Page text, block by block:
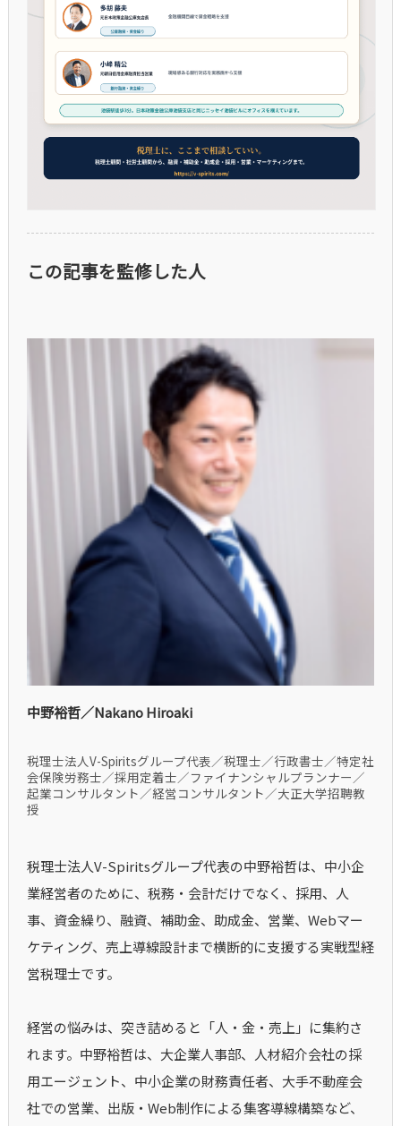
この記事を監修した人
中野裕哲／Nakano Hiroaki
税理士法人V-Spiritsグループ代表／税理士／行政書士／特定社
会保険労務士／採用定着士／ファイナンシャルプランナー／
起業コンサルタント／経営コンサルタント／大正大学招聘教
授
税理士法人V-Spiritsグループ代表の中野裕哲は、中小企
業経営者のために、税務・会計だけでなく、採用、人
事、資金繰り、融資、補助金、助成金、営業、Webマー
ケティング、売上導線設計まで横断的に支援する実戦型経
営税理士です。
経営の悩みは、突き詰めると「人・金・売上」に集約さ
れます。中野裕哲は、大企業人事部、人材紹介会社の採
用エージェント、中小企業の財務責任者、大手不動産会
社での営業、出版・Web制作による集客導線構築など、